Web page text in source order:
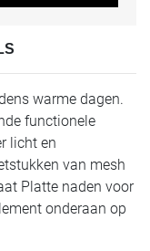
warme dagen.
functionele
licht en
van mesh
Platte naden voor
onderaan op